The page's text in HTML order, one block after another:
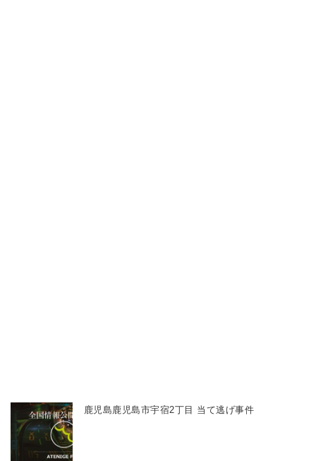
鹿児島鹿児島市宇宿2丁目 当て逃げ事件